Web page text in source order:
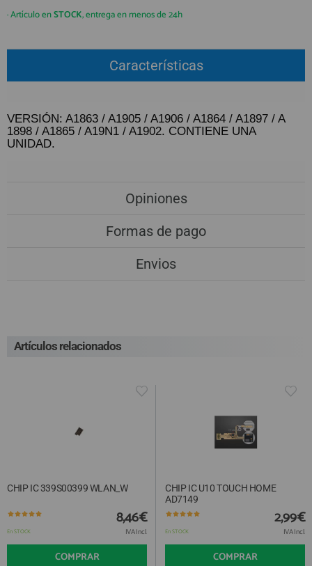
GUÍA DE COMPRA
(+34)912 477 744
Lunes a Viernes 09:30h a 20:00h
También atendemos Whatsapp
REGISTRO PROFESIONAL
· Artículo enSTOCK, entrega en menos de 24h
Características
VERSIÓN: A1863 / A1905 / A1906 / A1864 / A1897 / A
1898 / A1865 / A19N1 / A1902. CONTIENE UNA
UNIDAD.
Opiniones
Formas de pago
Envios
Artículos relacionados
CHIP IC 339S00399 WLAN_W
En STOCK
8,46€
IVA Incl.
COMPRAR
CHIP IC U10 TOUCH HOME
AD7149
En STOCK
2,99€
IVA Incl.
COMPRAR